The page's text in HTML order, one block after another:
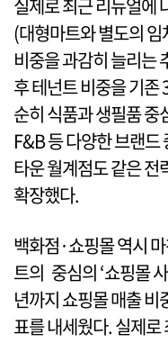
실제로 최근 리뉴얼에
(대형마트와 별도의
비중을 과감히 늘리는
후 테넌트 비중을 기
순히 식품과 생필품
F&B 등 다양한 브랜
타운 월계점도 같은 전
확장했다.
백화점·쇼핑몰 역시
트의 중심의 ‘쇼핑몰
년까지 쇼핑몰 매출
표를 내세웠다. 실제로